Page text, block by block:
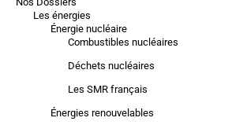
Les énergies
Énergie nucléaire
Combustibles nucléaires
Déchets nucléaires
Les SMR français
Énergies renouvelables